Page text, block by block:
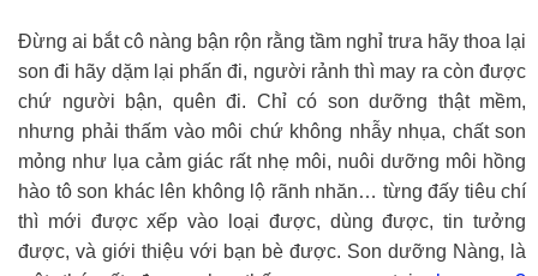
Đừng ai bắt cô nàng bận rộn rằng tầm nghỉ trưa hãy thoa lại
son đi hãy dặm lại phấn đi, người rảnh thì may ra còn được
chứ người bận, quên đi. Chỉ có son dưỡng thật mềm,
nhưng phải thấm vào môi chứ không nhẫy nhụa, chất son
mỏng như lụa cảm giác rất nhẹ môi, nuôi dưỡng môi hồng
hào tô son khác lên không lộ rãnh nhăn… từng đấy tiêu chí
thì mới được xếp vào loại được, dùng được, tin tưởng
được, và giới thiệu với bạn bè được. Son dưỡng Nàng, là